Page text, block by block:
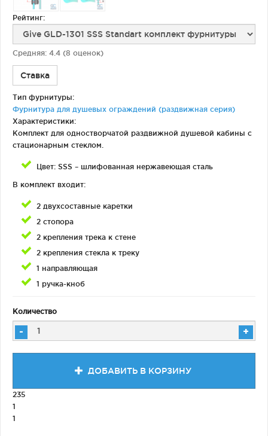
Рейтинг:
Средняя: 4.4 (8 оценок)
Ставка
Тип фурнитуры:
Фурнитура для душевых ограждений (раздвижная серия)
Характеристики:
Комплект для одностворчатой раздвижной душевой кабины с
стационарным стеклом.
Цвет: SSS – шлифованная нержавеющая сталь
В комплект входит:
2 двухсоставные каретки
2 стопора
2 крепления трека к стене
2 крепления стекла к треку
1 направляющая
1 ручка-кноб
Количество
- +
ДОБАВИТЬ В КОРЗИНУ
235
1
1